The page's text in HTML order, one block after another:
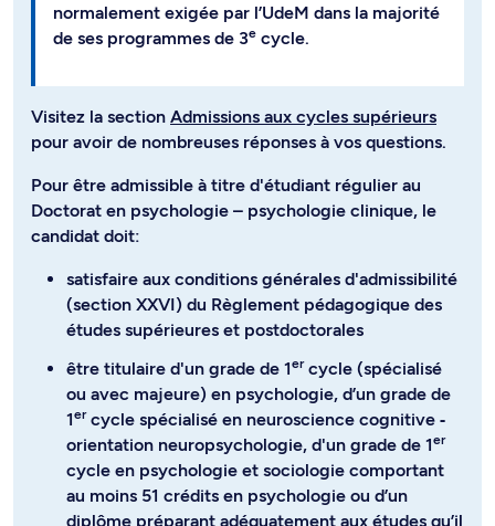
normalement exigée par l’UdeM dans la majorité
de ses programmes de 3e cycle.
Visitez la section Admissions aux cycles supérieurs
pour avoir de nombreuses réponses à vos questions.
Pour être admissible à titre d'étudiant régulier au
Doctorat en psychologie – psychologie clinique, le
candidat doit:
satisfaire aux conditions générales d'admissibilité
(section XXVI) du Règlement pédagogique des
études supérieures et postdoctorales
être titulaire d'un grade de 1ercycle (spécialisé
ou avec majeure) en psychologie, d’un grade de
1ercycle spécialisé en neuroscience cognitive ‐
orientation neuropsychologie, d'un grade de 1er
cycle en psychologie et sociologie comportant
au moins 51 crédits en psychologie ou d’un
diplôme préparant adéquatement aux études qu’il